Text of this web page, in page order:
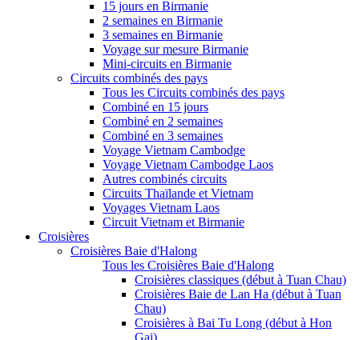
15 jours en Birmanie
2 semaines en Birmanie
3 semaines en Birmanie
Voyage sur mesure Birmanie
Mini-circuits en Birmanie
Circuits combinés des pays
Tous les Circuits combinés des pays
Combiné en 15 jours
Combiné en 2 semaines
Combiné en 3 semaines
Voyage Vietnam Cambodge
Voyage Vietnam Cambodge Laos
Autres combinés circuits
Circuits Thaïlande et Vietnam
Voyages Vietnam Laos
Circuit Vietnam et Birmanie
Croisières
Croisières Baie d'Halong
Tous les Croisières Baie d'Halong
Croisières classiques (début à Tuan Chau)
Croisières Baie de Lan Ha (début à Tuan
Chau)
Croisières à Bai Tu Long (début à Hon
Gai)